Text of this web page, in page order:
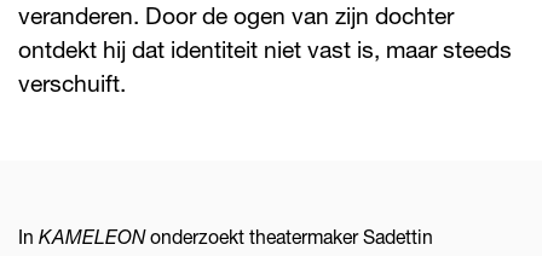
veranderen. Door de ogen van zijn dochter
ontdekt hij dat identiteit niet vast is, maar steeds
verschuift.
In KAMELEONonderzoekt theatermaker Sadettin